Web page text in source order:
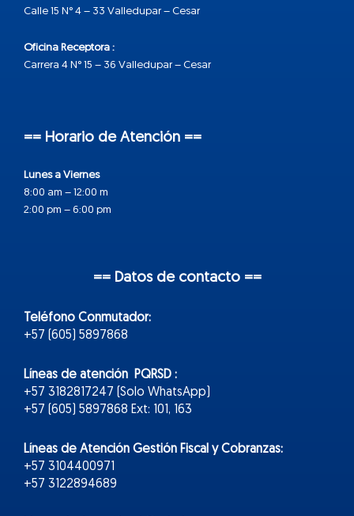
Calle 15 N° 4 – 33 Valledupar – Cesar
Oficina Receptora :
Carrera 4 N° 15 – 36 Valledupar – Cesar
== Horario de Atención ==
Lunes a Viernes
8:00 am – 12:00 m
2:00 pm – 6:00 pm
== Datos de contacto ==
Teléfono Conmutador:
+57 (605) 5897868
Líneas de atención PQRSD :
+57 3182817247 (Solo WhatsApp)
+57 (605) 5897868 Ext: 101, 163
Líneas de Atención Gestión Fiscal y Cobranzas:
+57 3104400971
+57 3122894689